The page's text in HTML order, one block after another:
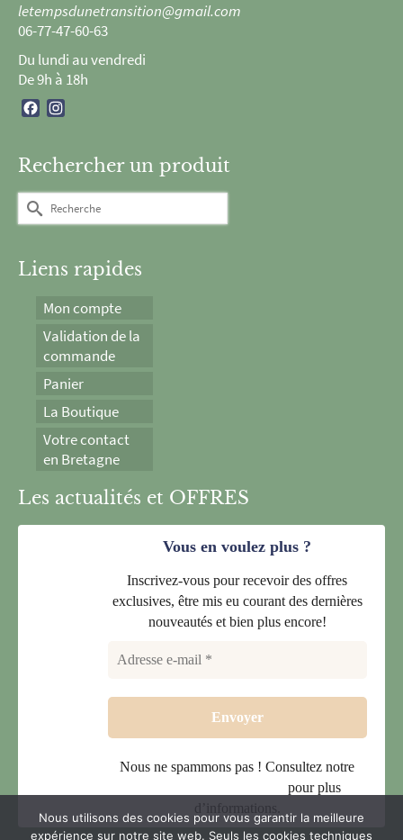
letempsdunetransition@gmail.com
06-77-47-60-63
Du lundi au vendredi
De 9h à 18h
Facebook
Rechercher un produit
Rechercher :
Liens rapides
Mon compte
Validation de la
commande
Panier
La Boutique
Votre contact
en Bretagne
Les actualités et OFFRES
Vous en voulez plus ?
Inscrivez-vous pour recevoir des offres
exclusives, être mis eu courant des dernières
nouveautés et bien plus encore!
Nous ne spammons pas ! Consultez notre
pour plus
d’informations.
Nous utilisons des cookies pour vous garantir la meilleure
expérience sur notre site web. Seuls les cookies techniques